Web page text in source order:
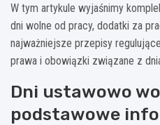
W tym artykule wyjaśnimy
dni wolne od pracy, dodatki za
najważniejsze przepisy
prawa i obowiązki związane z
Dni ustawowo
podstawowe